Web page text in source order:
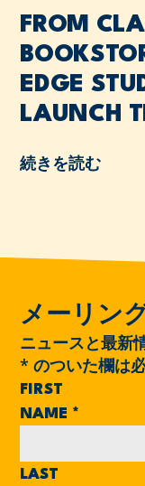
FROM
EDGE
LAUNCH
続きを読む
メーリン
ニュースと最新
* のついた欄は
FIRST
NAME *
LAST